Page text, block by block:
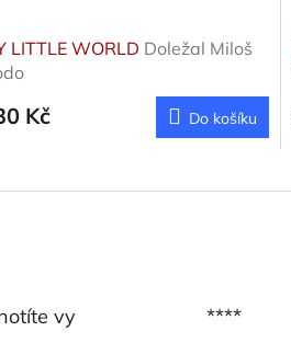
LITTLE WORLD Doležal Miloš
Kč Do košíku
vy
****